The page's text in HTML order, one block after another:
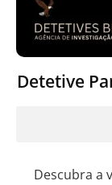
Detetive
Descubra a